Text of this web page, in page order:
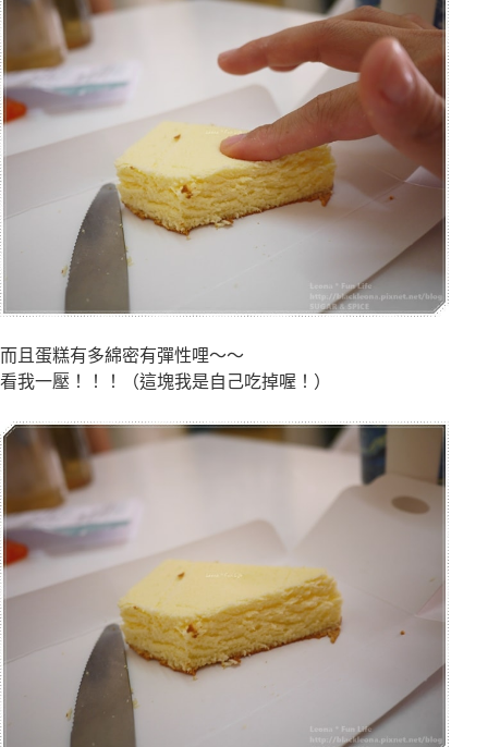
而且蛋糕有多綿密有彈性哩～～
看我一壓！！！（這塊我是自己吃掉喔！）